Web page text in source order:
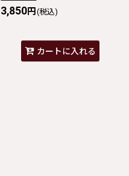
3,850円 (税込)
カートに入れる